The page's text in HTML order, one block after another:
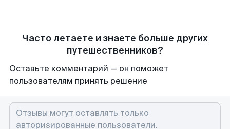
Часто летаете и знаете больше других
путешественников?
Оставьте комментарий — он поможет
пользователям принять решение